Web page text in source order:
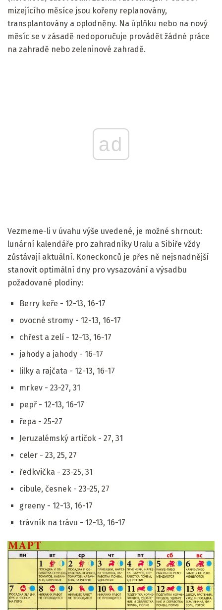
mizejícího měsíce jsou kořeny replanovány,
transplantovány a oplodněny. Na úplňku nebo na nový
měsíc se v zásadě nedoporučuje provádět žádné práce
na zahradě nebo zeleninové zahradě.
ad
Vezmeme-li v úvahu výše uvedené, je možné shrnout:
lunární kalendáře pro zahradníky Uralu a Sibiře vždy
zůstávají aktuální. Koneckonců je přes ně nejsnadnější
stanovit optimální dny pro vysazování a výsadbu
požadované plodiny:
Berry keře - 12-13, 16-17
ovocné stromy - 12-13, 16-17
chřest a zelí - 12-13, 16-17
jahody a jahody - 16-17
lilky a rajčata - 12-13, 16-17
mrkev - 23-27, 31
pepř - 12-13, 16-17
řepa - 25-27
Jeruzalémský artičok - 27, 31
celer - 23, 25, 27
ředkvička - 23-25, 31
cibule, česnek - 23-25, 27
greeny - 12-13, 16-17
trávník na trávu - 12-13, 16-17